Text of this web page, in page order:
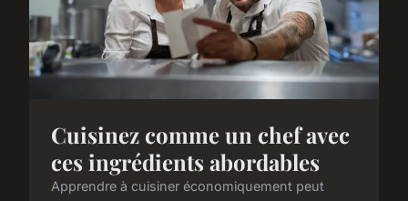
Cuisinez comme un chef avec
ces ingrédients abordables
Apprendre à cuisiner économiquement peut